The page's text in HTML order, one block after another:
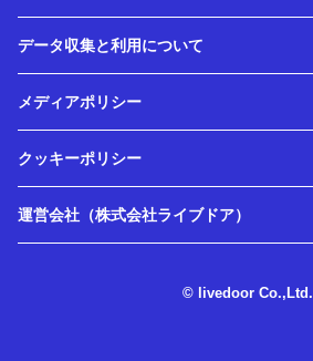
データ収集と利用について
メディアポリシー
クッキーポリシー
運営会社（株式会社ライブドア）
© livedoor Co.,Ltd.